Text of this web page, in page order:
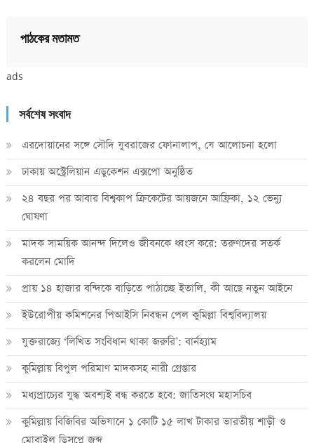
পাঠকের মতামত
ads
সর্বশেষ সংবাদ
এরদোয়ানের সঙ্গে সৌদি যুবরাজের ফোনালাপ, যে আলোচনা হলো
ঢাকায় অস্ট্রেলিয়ান এডুকেশন এক্সপো অনুষ্ঠিত
২৪ বছর পর আবার বিশ্বকাপ ক্রিকে‌টের আয়জনে আফ্রিকা, ১২ ভেন্যু
ঘোষণা
মাদক সাময়িক আনন্দ দিলেও জীবনকে ধ্বংস করে: তরুণদের সতর্ক
করলেন মোদি
প্রায় ১৪ হাজার বন্দিকে বাড়িতে পাঠাচ্ছে ইতালি, কী আছে নতুন আইনে
ইউরোপীয় কমিশনের পিআইসি নিবন্ধন পেল কুমিল্লা বিশ্ববিদ্যালয়
যুক্তরাজ্যে ‘লিখিত সংবিধান থাকা জরুরি’: বার্নহ্যাম
কুমিল্লায় বিপুল পরিমাণ মাদকসহ নারী গ্রেপ্তার
মধ্যপ্রাচ্যের যুদ্ধ অবশ্যই বন্ধ করতে হবে: জাতিসংঘ মহাসচিব
কুমিল্লায় বিজিবির অভিযানে ১ কোটি ১৫ লাখ টাকার ভারতীয় শাড়ী ও
মোবাইল ডিসপ্লে জব্দ